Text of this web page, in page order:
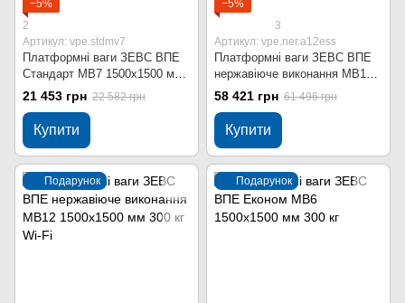
−5%
2
Артикул: vpe.stdmv7
Платформні ваги ЗЕВС ВПЕ
Стандарт МВ7 1500x1500 мм
300 кг
21 453 грн 22 582 грн
Купити
−5%
3
Артикул: vpe.ner.a12ess
Платформні ваги ЗЕВС ВПЕ
нержавіюче виконання МВ12
1500x1500 мм 300 кг
58 421 грн 61 496 грн
Купити
Подарунок Подарунок